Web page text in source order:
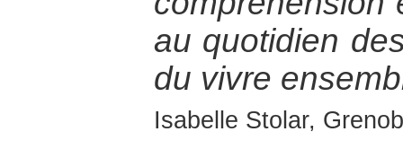
au quotidien
du vivre
Isabelle Stolar,